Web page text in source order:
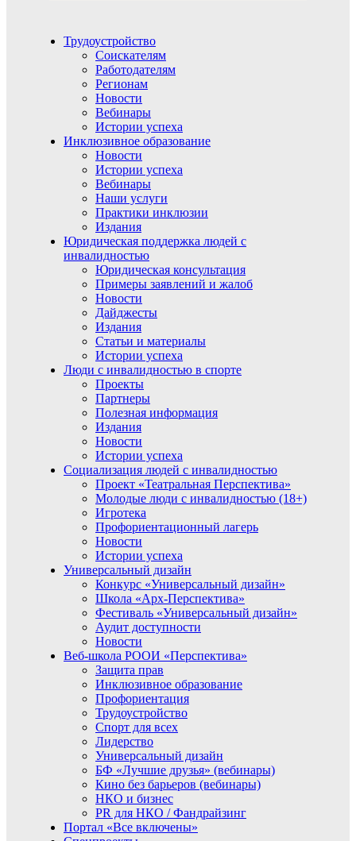
Трудоустройство
Соискателям
Работодателям
Регионам
Новости
Вебинары
Истории успеха
Инклюзивное образование
Новости
Истории успеха
Вебинары
Наши услуги
Практики инклюзии
Издания
Юридическая поддержка людей с
инвалидностью
Юридическая консультация
Примеры заявлений и жалоб
Новости
Дайджесты
Издания
Статьи и материалы
Истории успеха
Люди с инвалидностью в спорте
Проекты
Партнеры
Полезная информация
Издания
Новости
Истории успеха
Социализация людей с инвалидностью
Проект «Театральная Перспектива»
Молодые люди с инвалидностью (18+)
Игротека
Профориентационный лагерь
Новости
Истории успеха
Универсальный дизайн
Конкурс «Универсальный дизайн»
Школа «Арх-Перспектива»
Фестиваль «Универсальный дизайн»
Аудит доступности
Новости
Веб-школа РООИ «Перспектива»
Защита прав
Инклюзивное образование
Профориентация
Трудоустройство
Спорт для всех
Лидерство
Универсальный дизайн
БФ «Лучшие друзья» (вебинары)
Кино без барьеров (вебинары)
НКО и бизнес
PR для НКО / Фандрайзинг
Портал «Все включены»